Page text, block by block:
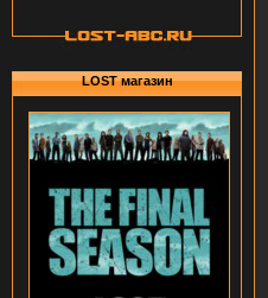
LOST магазин